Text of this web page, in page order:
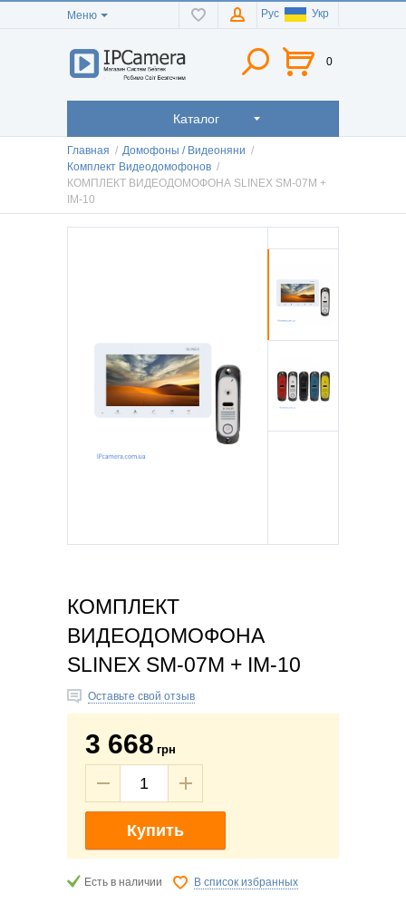
Меню Рус Укр
0
Каталог
Главная / Домофоны / Видеоняни /
Комплект Видеодомофонов /
КОМПЛЕКТ ВИДЕОДОМОФОНА SLINEX SM-07M +
IM-10
КОМПЛЕКТ
ВИДЕОДОМОФОНА
SLINEX SM-07M + IM-10
Оставьте свой отзыв
3 668 грн
Купить
Есть в наличии В список избранных